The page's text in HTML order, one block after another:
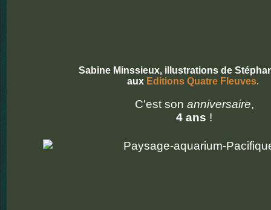
Sabine Minssieux, illustrations de
aux Editions Quatre Fleuves.
C'est son anniversaire,
4 ans !